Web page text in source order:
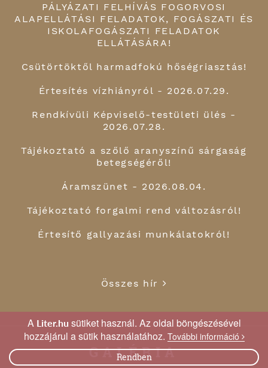
A Liter.hu sütiket használ. Az oldal böngészésével
hozzájárul a sütik használatához. További információ
Rendben
PÁLYÁZATI FELHÍVÁS FOGORVOSI
ALAPELLÁTÁSI FELADATOK, FOGÁSZATI ÉS
ISKOLAFOGÁSZATI FELADATOK
ELLÁTÁSÁRA!
Csütörtöktől harmadfokú hőségriasztás!
Értesítés vízhiányról - 2026.07.29.
Rendkívüli Képviselő-testületi ülés -
2026.07.28.
Tájékoztató a szőlő aranyszínű sárgaság
betegségéről!
Áramszünet - 2026.08.04.
Tájékoztató forgalmi rend változásról!
Értesítő gallyazási munkálatokról!
Összes hír
GALÉRIA